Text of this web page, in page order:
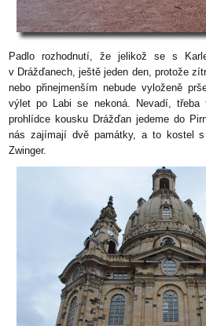
Padlo rozhodnutí, že jelikož se s
v Drážďanech, ještě jeden den, protože
nebo přinejmenším nebude vyloženě
výlet po Labi se nekoná. Nevadí,
prohlídce kousku Drážďan jedeme do
nás zajímají dvě památky, a to kostel
Zwinger.